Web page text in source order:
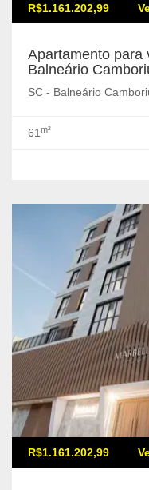
R$1.161.202,99
Apartamento para
Balneário
SC - Balneário
61 m²
R$1.161.202,99